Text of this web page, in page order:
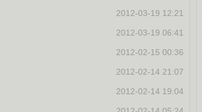
2012-03-19 12:21
2012-03-19 06:41
2012-02-15 00:36
2012-02-14 21:07
2012-02-14 19:04